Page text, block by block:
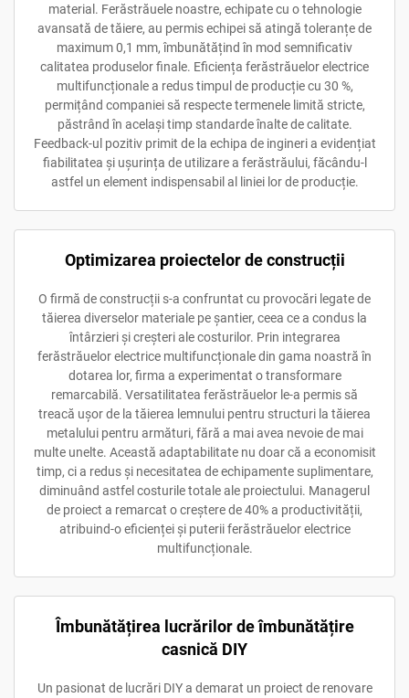
material. Ferăstrăuele noastre, echipate cu o tehnologie
avansată de tăiere, au permis echipei să atingă toleranțe de
maximum 0,1 mm, îmbunătățind în mod semnificativ
calitatea produselor finale. Eficiența ferăstrăuelor electrice
multifuncționale a redus timpul de producție cu 30 %,
permițând companiei să respecte termenele limită stricte,
păstrând în același timp standarde înalte de calitate.
Feedback-ul pozitiv primit de la echipa de ingineri a evidențiat
fiabilitatea și ușurința de utilizare a ferăstrăului, făcându-l
astfel un element indispensabil al liniei lor de producție.
Optimizarea proiectelor de construcții
O firmă de construcții s-a confruntat cu provocări legate de
tăierea diverselor materiale pe șantier, ceea ce a condus la
întârzieri și creșteri ale costurilor. Prin integrarea
ferăstrăuelor electrice multifuncționale din gama noastră în
dotarea lor, firma a experimentat o transformare
remarcabilă. Versatilitatea ferăstrăuelor le-a permis să
treacă ușor de la tăierea lemnului pentru structuri la tăierea
metalului pentru armături, fără a mai avea nevoie de mai
multe unelte. Această adaptabilitate nu doar că a economisit
timp, ci a redus și necesitatea de echipamente suplimentare,
diminuând astfel costurile totale ale proiectului. Managerul
de proiect a remarcat o creștere de 40% a productivității,
atribuind-o eficienței și puterii ferăstrăuelor electrice
multifuncționale.
Îmbunătățirea lucrărilor de îmbunătățire
casnică DIY
Un pasionat de lucrări DIY a demarat un proiect de renovare